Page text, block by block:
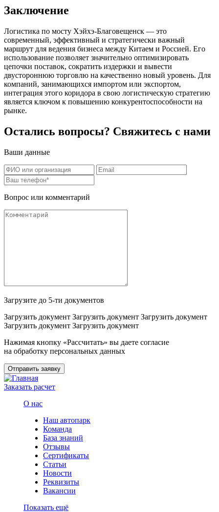
Заключение
Логистика по мосту Хэйхэ-Благовещенск — это
современный, эффективный и стратегически важный
маршрут для ведения бизнеса между Китаем и Россией. Его
использование позволяет значительно оптимизировать
цепочки поставок, сократить издержки и вывести
двустороннюю торговлю на качественно новый уровень. Для
компаний, занимающихся импортом или экспортом,
интеграция этого коридора в свою логистическую стратегию
является ключом к повышению конкурентоспособности на
рынке.
Остались вопросы? Свяжитесь с нами
Ваши данные
Вопрос или комментарий
Загрузите до 5-ти документов
Загрузить документ Загрузить документ Загрузить документ
Загрузить документ Загрузить документ
Нажимая кнопку «Рассчитать» вы даете согласие
на обработку персональных данных
Отправить заявку
Заказать расчет
О нас
Наш автопарк
Команда
База знаний
Отзывы
Сертификаты
Статьи
Новости
Реквизиты
Вакансии
Показать ещё